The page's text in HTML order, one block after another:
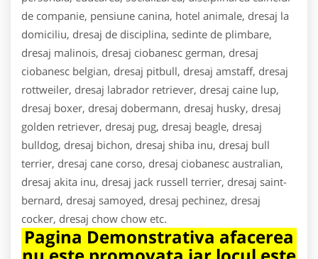
de companie, pensiune canina, hotel animale, dresaj la
domiciliu, dresaj de disciplina, sedinte de plimbare,
dresaj malinois, dresaj ciobanesc german, dresaj
ciobanesc belgian, dresaj pitbull, dresaj amstaff, dresaj
rottweiler, dresaj labrador retriever, dresaj caine lup,
dresaj boxer, dresaj dobermann, dresaj husky, dresaj
golden retriever, dresaj pug, dresaj beagle, dresaj
bulldog, dresaj bichon, dresaj shiba inu, dresaj bull
terrier, dresaj cane corso, dresaj ciobanesc australian,
dresaj akita inu, dresaj jack russell terrier, dresaj saint-
bernard, dresaj samoyed, dresaj pechinez, dresaj
cocker, dresaj chow chow etc.
Pagina Demonstrativa afacerea